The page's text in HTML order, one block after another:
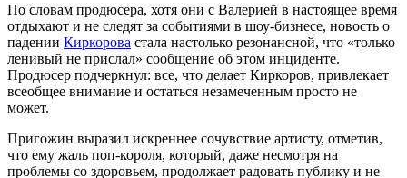
По словам продюсера, хотя они с Валерией в настоящее время
отдыхают и не следят за событиями в шоу-бизнесе, новость о
падении Киркорова стала настолько резонансной, что «только
ленивый не прислал» сообщение об этом инциденте.
Продюсер подчеркнул: все, что делает Киркоров, привлекает
всеобщее внимание и остаться незамеченным просто не
может.
Пригожин выразил искреннее сочувствие артисту, отметив,
что ему жаль поп-короля, который, даже несмотря на
проблемы со здоровьем, продолжает радовать публику и не